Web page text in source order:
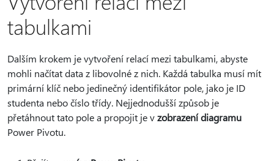
tabulkami
Dalším krokem je vytvoření relací mezi tabulkami, abyste
mohli načítat data z libovolné z nich. Každá tabulka musí mít
primární klíč nebo jedinečný identifikátor pole, jako je ID
studenta nebo číslo třídy. Nejjednodušší způsob je
přetáhnout tato pole a propojit je vzobrazení diagramu
Power Pivotu.